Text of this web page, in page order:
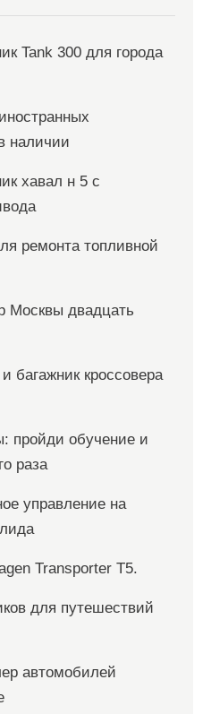
Tank 300 для города
наличии
хавал н 5 с
ремонта топливной
Москвы двадцать
багажник кроссовера
пройди обучение и
раза
управление на
Transporter T5.
для путешествий
автомобилей